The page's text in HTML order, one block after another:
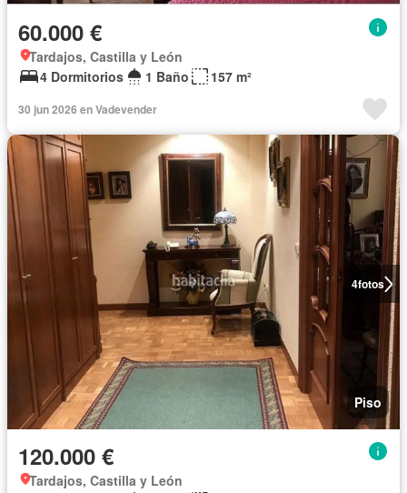
60.000 €
Tardajos, Castilla y León
4 Dormitorios
1 Baño 157 m²
30 jun 2026 en Vadevender
4fotos
Piso
120.000 €
Tardajos, Castilla y León